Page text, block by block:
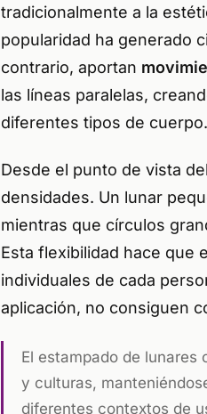
tradicionalmente a la
popularidad ha generado
contrario, aportan
las líneas paralelas,
diferentes tipos de cuerpo.
Desde el punto de vista
densidades. Un lunar
mientras que círculos
Esta flexibilidad hace que
individuales de cada
aplicación, no consiguen
El estampado de
y culturas,
diferentes contextos de